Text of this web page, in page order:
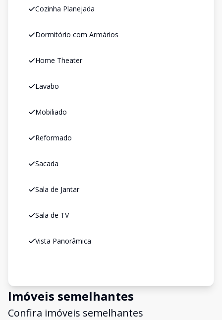
Cozinha Planejada
Dormitório com Armários
Home Theater
Lavabo
Mobiliado
Reformado
Sacada
Sala de Jantar
Sala de TV
Vista Panorâmica
Imóveis semelhantes
Confira imóveis semelhantes